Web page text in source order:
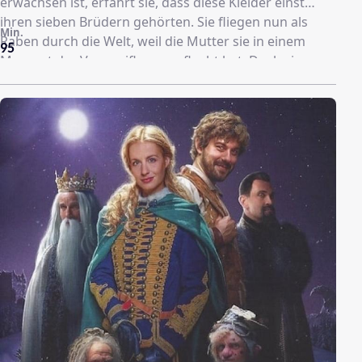
ihren sieben Brüdern gehörten. Sie fliegen nun als
Raben durch die Welt, weil die Mutter sie in einem
Moment der Verzweiflung verflucht hat. Doch sie
könnten gerettet werden - mit viel Mut, Ausdauer und
einem Leben in völliger Abgeschiedenheit!
95
Min.